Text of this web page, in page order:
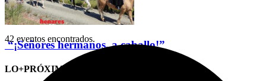
“¡Señores hermanos, a caballo!”
LO+PRÓXIMO (CITAS)
42 eventos encontrados.